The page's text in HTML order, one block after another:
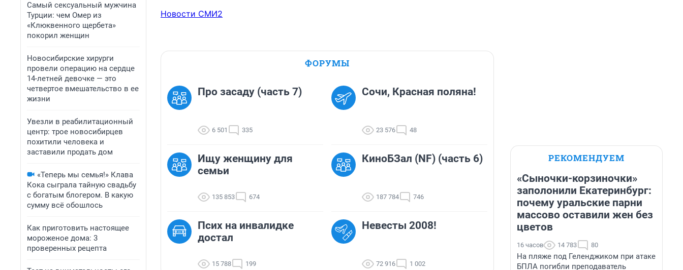
Самый сексуальный мужчина
Турции: чем Омер из
«Клюквенного щербета»
покорил женщин
Новосибирские хирурги
провели операцию на сердце
14-летней девочке — это
четвертое вмешательство в ее
жизни
Увезли в реабилитационный
центр: трое новосибирцев
похитили человека и
заставили продать дом
«Теперь мы семья!» Клава
Кока сыграла тайную свадьбу
с богатым блогером. В какую
сумму всё обошлось
Как приготовить настоящее
мороженое дома: 3
проверенных рецепта
Новости СМИ2
ФОРУМЫ
Про засаду (часть 7)
6 501 335
Сочи, Красная поляна!
23 576 48
Ищу женщину для
семьи
135 853 674
КиноБЗал (NF) (часть 6)
187 784 746
Псих на инвалидке
достал
15 788 199
Невесты 2008!
72 916 1 002
РЕКОМЕНДУЕМ
«Сыночки-корзиночки»
заполонили Екатеринбург:
почему уральские парни
массово оставили жен без
цветов
16 часов 14 783 80
На пляже под Геленджиком при атаке
БПЛА погибли преподаватель